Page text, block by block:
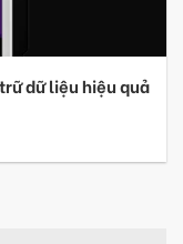
dữ liệu hiệu quả